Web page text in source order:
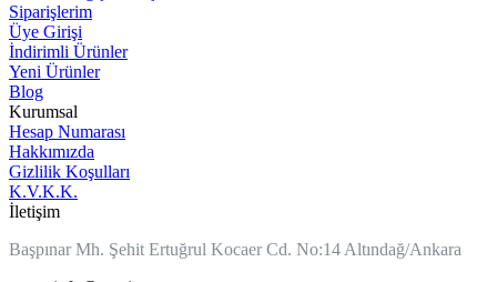
Siparişlerim
Üye Girişi
İndirimli Ürünler
Yeni Ürünler
Blog
Kurumsal
Hesap Numarası
Hakkımızda
Gizlilik Koşulları
K.V.K.K.
İletişim
Başpınar Mh. Şehit Ertuğrul Kocaer Cd. No:14 Altındağ/Ankara